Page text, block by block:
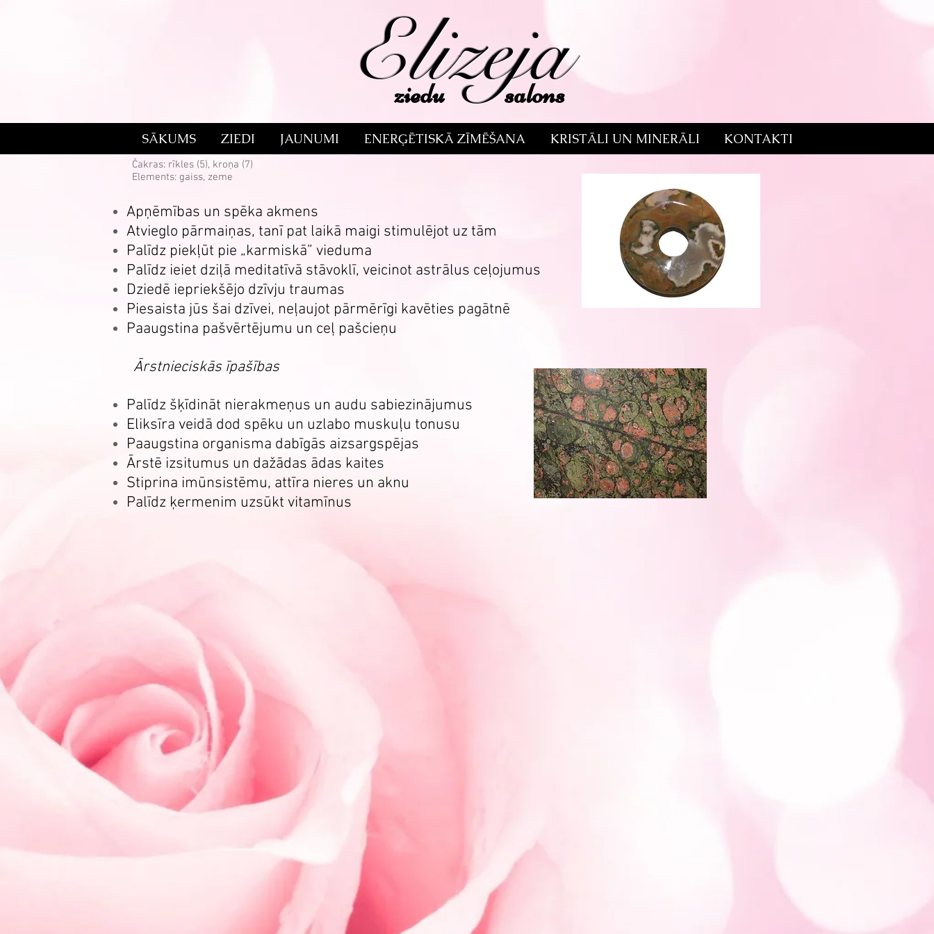
Elizeja
ziedu salons
Riolīts
Čakras: rīkles (5), kroņa (7)
Elements: gaiss, zeme
Apņēmības un spēka akmens
Atvieglo pārmaiņas, tanī pat laikā maigi stimulējot uz tām
Palīdz piekļūt pie „karmiskā” vieduma
Palīdz ieiet dziļā meditatīvā stāvoklī, veicinot astrālus ceļojumus
Dziedē iepriekšējo dzīvju traumas
Piesaista jūs šai dzīvei, neļaujot pārmērīgi kavēties pagātnē
Paaugstina pašvērtējumu un ceļ pašcieņu
Ārstnieciskās īpašības
Palīdz šķīdināt nierakmeņus un audu sabiezinājumus
Eliksīra veidā dod spēku un uzlabo muskuļu tonusu
Paaugstina organisma dabīgās aizsargspējas
Ārstē izsitumus un dažādas ādas kaites
Stiprina imūnsistēmu, attīra nieres un aknu
Palīdz ķermenim uzsūkt vitamīnus
SĀKUMS ZIEDI JAUNUMI ENERĢĒTISKĀ ZĪMĒŠANA KRISTĀLI UN MINERĀLI KONTAKTI